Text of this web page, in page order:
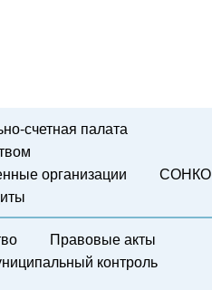
счетная палата
организации
СОНКО
Правовые акты
контроль